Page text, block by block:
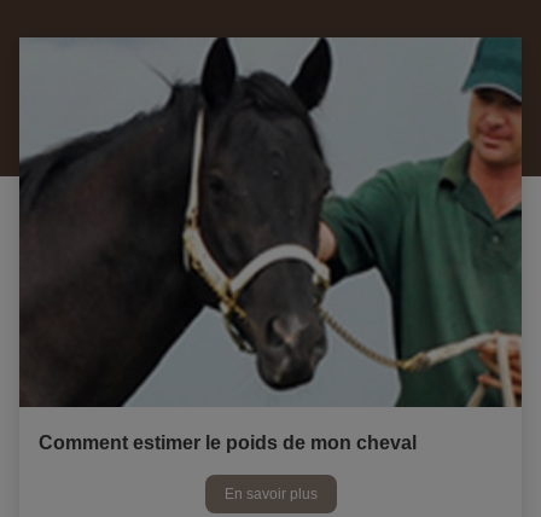
En savoir plus
Comment estimer le poids de mon cheval